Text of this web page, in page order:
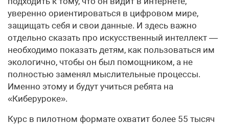
уверенно ориентироваться в цифровом мире,
защищать себя и свои данные. И здесь важно
отдельно сказать про искусственный интеллект —
необходимо показать детям, как пользоваться им
экологично, чтобы он был помощником, а не
полностью заменял мыслительные процессы.
Именно этому и будут учиться ребята на
«Киберуроке».
Курс в пилотном формате охватит более 55 тысяч